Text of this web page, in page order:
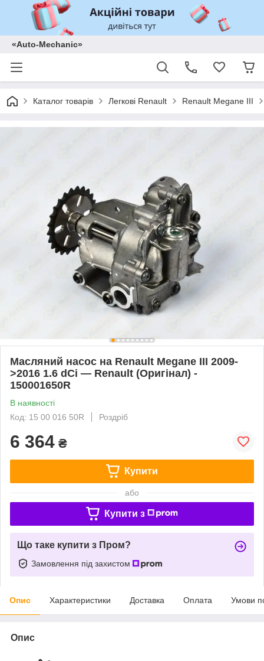
«Auto-Mechanic»
Каталог товарів Легкові Renault Renault Megane III
Масляний насос на Renault Megane III 2009-
>2016 1.6 dCi — Renault (Оригінал) -
150001650R
В наявності
Код: 15 00 016 50R
Роздріб
6 364 ₴
Купити
або
Купити з
Що таке купити з Пром?
Замовлення під захистом
Опис Характеристики Доставка Оплата Умови
Опис